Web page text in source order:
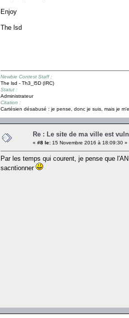
Enjoy
The lsd
Newbie Contest Staff :
The lsd - Th3_l5D (IRC)
Statut :
Administrateur
Citation :
Cartésien désabusé : je pense, donc je suis, mais je
Re : Le site de ma ville est
« #8 le: 15 Novembre 2016 à 18:09:30 »
Par les temps qui courent, je pense que
sacntionner